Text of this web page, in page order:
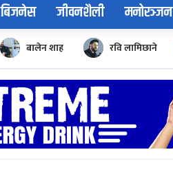
बिजनेस जीवनशैली मनोरञ्जन
बालेन शाह रवि लामिछाने